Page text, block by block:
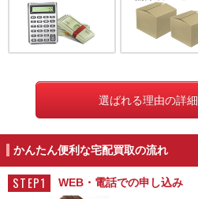
選ばれる理由の詳
かんたん便利な宅配買取の流れ
STEP1 WEB・電話での申し込み